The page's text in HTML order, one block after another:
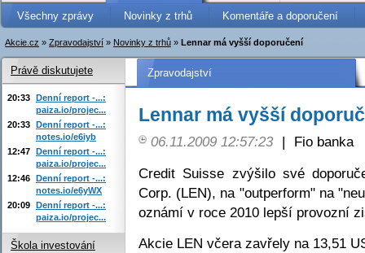
Všechny zprávy Novinky z trhů Komentáře a doporučení
Akcie.cz » Zpravodajství » Novinky z trhů » Lennar má vyšší doporučení
Zpravodajství
Lennar má vyšší
06.11.2009 12:57:23 |
Fio banka
Credit Suisse zvýšilo své
Corp. (LEN), na "outperform" na
oznámí v roce 2010 lepší provozní
Akcie LEN včera zavřely na 13,51
Právě diskutujete
20:33 Denní report -...:
paiza.io/projec...
20:33 Denní report -...:
notes.io/e6iyb
12:47 Denní report -...:
paiza.io/projec...
12:46 Denní report -...:
notes.io/e6yWX
20:09 Denní report -...:
paiza.io/projec...
Škola investování